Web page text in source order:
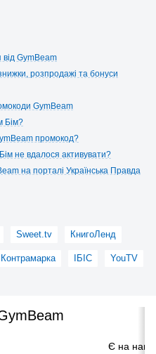
Є на
від GymBeam
розпродажі та бонуси
GymBeam
Бім?
промокод?
не вдалося активувати?
на порталі Українська Правда
Sweet.tv КнигоЛенд
Контрамарка ІБІС YouTV